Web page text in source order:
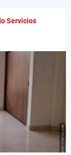
Servicios